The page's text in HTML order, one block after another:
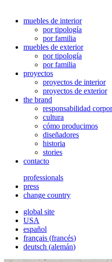
muebles de interior
por tipología
por familia
muebles de exterior
por tipología
por familia
proyectos
proyectos de interior
proyectos de exterior
the brand
responsabilidad
cultura
cómo producimos
diseñadores
historia
stories
contacto
professionals
press
change country
global site
USA
español
français (francés)
deutsch (alemán)